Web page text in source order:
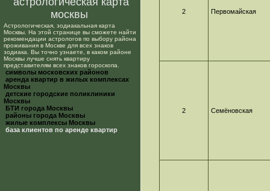
москвы
Астрологическая, зодиакальная карта
Москвы. На этой странице вы сможете найти
рекомендации астрологов по выбору района
проживания в Москве для всех знаков
зодиака. Вы точно узнаете, в каком районе
Москвы лучше снять квартиру
представителям всех знаков гороскопа.
cимволы московских районов
аренда квартир в жилых комплексах
Москвы
детские городские поликлиники
Москвы
БТИ города Москвы
районы города Москвы
жилые комплексы Москвы
база клиентов по аренде квартир
2 Первомайская
2 Семёновская